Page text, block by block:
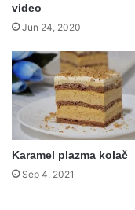
video
Jun 24, 2020
Karamel plazma kolač
Sep 4, 2021